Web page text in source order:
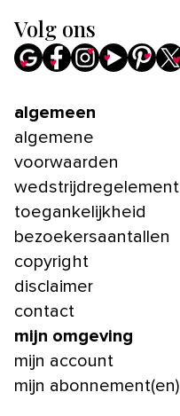
Volg ons
algemeen
algemene
voorwaarden
wedstrijdregelement
toegankelijkheid
bezoekersaantallen
copyright
disclaimer
contact
mijn omgeving
mijn account
mijn abonnement(en)